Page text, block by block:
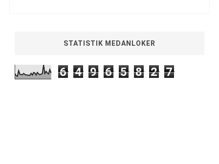
STATISTIK MEDANLOKER
6 4 9 6 5 8 2 7